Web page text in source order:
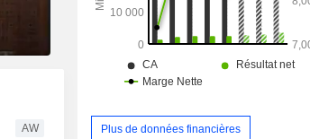
AW Plus de données financières